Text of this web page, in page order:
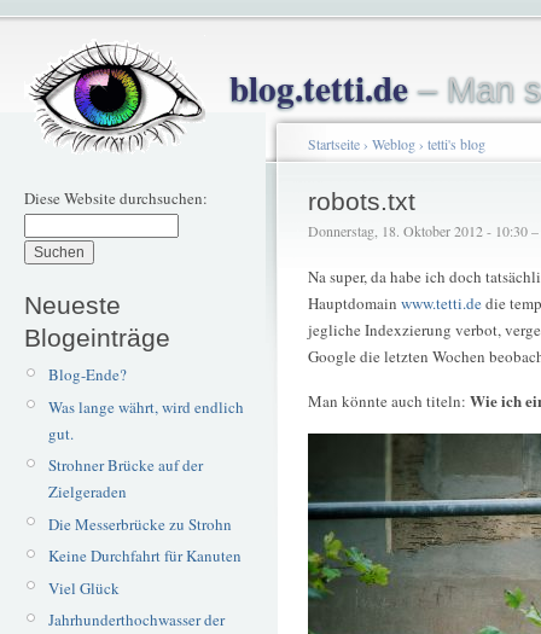
blog.tetti.de– Man
Diese Website durchsuchen:
Neueste
Blogeinträge
Blog-Ende?
Was lange währt, wird endlich
gut.
Strohner Brücke auf der
Zielgeraden
Die Messerbrücke zu Strohn
Keine Durchfahrt für Kanuten
Viel Glück
Jahrhunderthochwasser der
Startseite› Weblog› tetti's blog
robots.txt
Donnerstag, 18. Oktober 2012 - 10:30
Na super, da habe ich doch
Hauptdomain www.tetti.dedie
jegliche Indexzierung verbot,
Google die letzten Wochen
Man könnte auch titeln: Wie ich